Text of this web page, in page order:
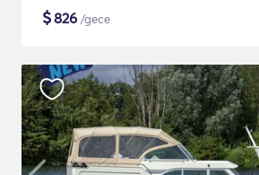
$826 /gece